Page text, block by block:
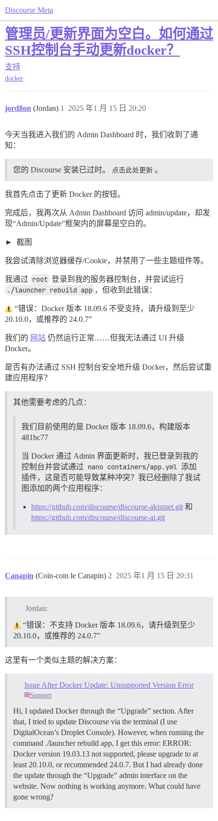
Discourse Meta
管理员/更新界面为空白。如何通过
SSH控制台手动更新docker？
支持
docker
jord8on (Jordan) 2025 年1 月 15 日 20:20
1
今天当我进入我们的 Admin Dashboard 时，我们收到了通
知：
您的 Discourse 安装已过时。 点击此处更新 。
我首先点击了更新 Docker 的按钮。
完成后，我再次从 Admin Dashboard 访问 admin/update，却发
现“Admin/Update”框架内的屏幕是空白的。
截图
我尝试清除浏览器缓存/Cookie，并禁用了一些主题组件等。
我通过 root 登录到我的服务器控制台，并尝试运行
./launcher rebuild app ，但收到此错误：
“错误：Docker 版本 18.09.6 不受支持，请升级到至少
20.10.0，或推荐的 24.0.7”
我们的 网站 仍然运行正常……但我无法通过 UI 升级
Docker。
是否有办法通过 SSH 控制台安全地升级 Docker，然后尝试重
建应用程序？
其他需要考虑的几点：
我们目前使用的是 Docker 版本 18.09.6，构建版本
481bc77
当 Docker 通过 Admin 界面更新时，我已登录到我的
控制台并尝试通过 nano containers/app.yml 添加
插件，这是否可能导致某种冲突？我已经删除了我试
图添加的两个应用程序：
https://github.com/discourse/discourse-akismet.git 和
https://github.com/discourse/discourse-ai.git
Canapin (Coin-coin le Canapin) 2025 年1 月 15 日 20:31
2
Jordan:
“错误：不支持 Docker 版本 18.09.6，请升级到至少
20.10.0，或推荐的 24.0.7”
这里有一个类似主题的解决方案：
Issue After Docker Update: Unsupported Version Error
Support
Hi, I updated Docker through the “Upgrade” section. After
that, I tried to update Discourse via the terminal (I use
DigitalOcean’s Droplet Console). However, when running the
command ./launcher rebuild app, I get this error: ERROR:
Docker version 19.03.13 not supported, please upgrade to at
least 20.10.0, or recommended 24.0.7. But I had already done
the update through the “Upgrade” admin interface on the
website. Now nothing is working anymore. What could have
gone wrong?